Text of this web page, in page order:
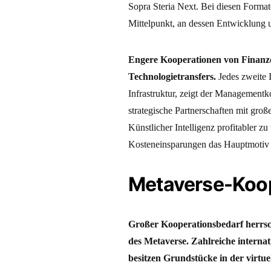
Sopra Steria Next. Bei diesen
Mittelpunkt, an dessen Entwicklung
Engere Kooperationen von
Technologietransfers. Jedes
Infrastruktur, zeigt der
strategische Partnerschaften mit
Künstlicher Intelligenz profitabler zu
Kosteneinsparungen das
Metaverse-
Großer Kooperationsbedarf
des Metaverse. Zahlreiche
besitzen Grundstücke in der